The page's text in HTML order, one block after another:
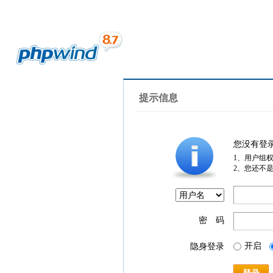
提示信息
您没有登
1、用户组
2、您还不
密 码
隐身登录 开启